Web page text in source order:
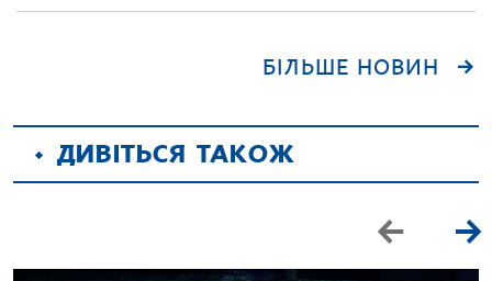
БІЛЬШЕ НОВИН
ДИВІТЬСЯ ТАКОЖ